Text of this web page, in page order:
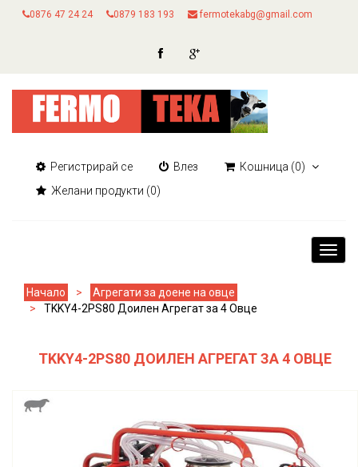
0876 47 24 24 0879 183 193 fermotekabg@gmail.com
Регистрирай се Влез Кошница (0)
Желани продукти (0)
Начало
Агрегати за доене на овце
TKKY4-2PS80 Доилен Aгрегат за 4 Oвце
TKKY4-2PS80 ДОИЛЕН AГРЕГАТ ЗА 4 OВЦЕ